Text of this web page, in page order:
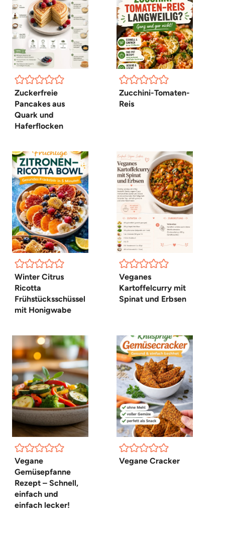
Zuckerfreie
Pancakes aus
Quark und
Haferflocken
Zucchini-Tomaten-
Reis
Winter Citrus
Ricotta
Frühstücksschüssel
mit Honigwabe
Veganes
Kartoffelcurry mit
Spinat und Erbsen
Vegane
Gemüsepfanne
Rezept – Schnell,
einfach und
einfach lecker!
Vegane Cracker